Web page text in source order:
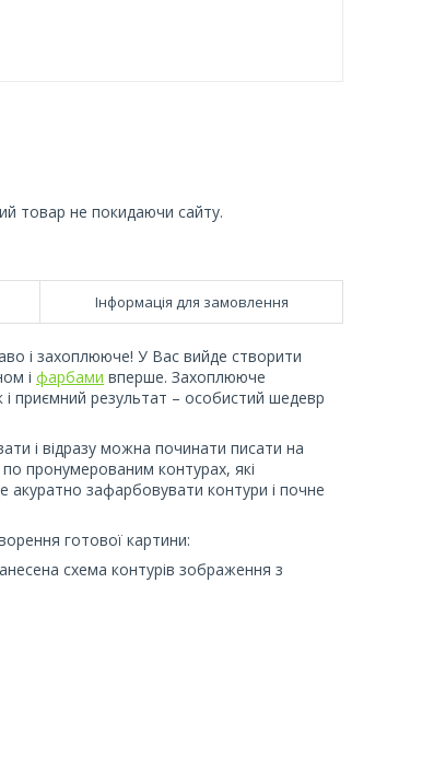
товар не покидаючи сайту.
Інформація для замовлення
і захоплююче! У Вас вийде створити
і фарбами вперше. Захоплююче
приємний результат – особистий шедевр
і відразу можна починати писати на
пронумерованим контурах, які
акуратно зафарбовувати контури і почне
готової картини:
схема контурів зображення з